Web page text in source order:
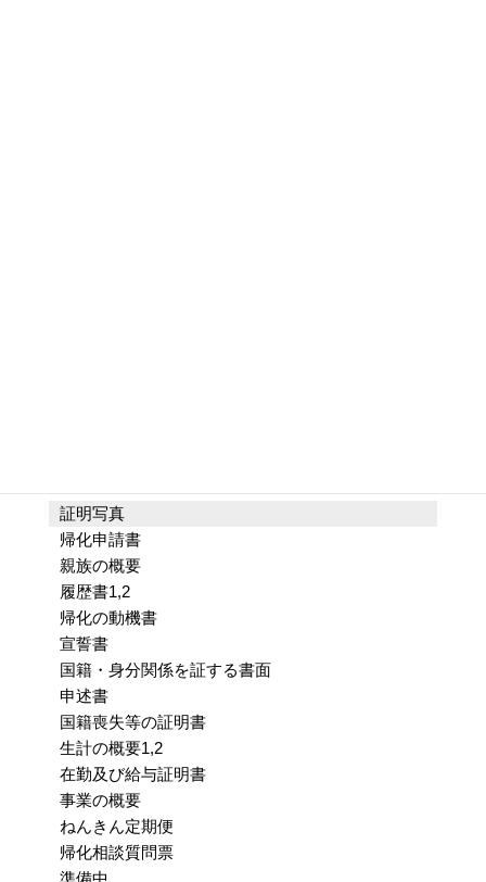
証明写真
帰化申請書
親族の概要
履歴書1,2
帰化の動機書
宣誓書
国籍・身分関係を証する書面
申述書
国籍喪失等の証明書
生計の概要1,2
在勤及び給与証明書
事業の概要
ねんきん定期便
帰化相談質問票
準備中